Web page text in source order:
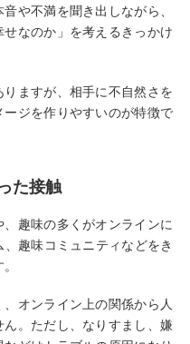
や不満を聞き出しながら、
せなのか」を考えるきっかけ
ますが、相手に不自然さを
ジを作りやすいのが特徴で
た接触
趣味の多くがオンラインに
趣味コミュニティなどをき
オンライン上の関係から人
。ただし、なりすまし、嫌